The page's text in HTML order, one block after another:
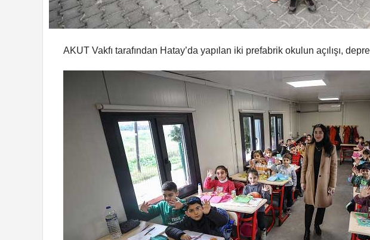
AKUT Vakfı tarafından Hatay’da yapılan iki prefabrik okulun açılışı,